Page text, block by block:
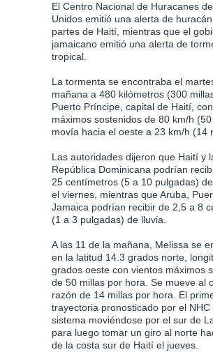
El Centro Nacional de Huracanes
Unidos emitió una alerta de
partes de Haití, mientras que el
jamaicano emitió una alerta de
tropical.
La tormenta se encontraba el
mañana a 480 kilómetros (300
Puerto Príncipe, capital de Haití,
máximos sostenidos de 80 km/h
movía hacia el oeste a 23 km/h (14
Las autoridades dijeron que Haití y
República Dominicana podrían
25 centímetros (5 a 10 pulgadas)
el viernes, mientras que Aruba,
Jamaica podrían recibir de 2,5 a 8
(1 a 3 pulgadas) de lluvia.
A las 11 de la mañana, Melissa se
en la latitud 14.3 grados norte,
grados oeste con vientos máximos
de 50 millas por hora. Se mueve al
razón de 14 millas por hora. El
trayectoria pronosticado por el
sistema moviéndose por el sur de
para luego tomar un giro al norte
de la costa sur de Haití el jueves.